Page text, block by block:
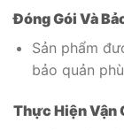
Đóng Gói Và
Sản phẩm
bảo quản
Thực Hiện Vận